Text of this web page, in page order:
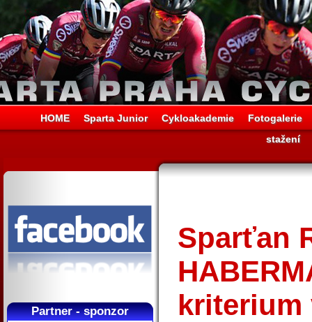
HOME Sparta Junior Cykloakademie
Fotogalerie
stažení
Partner - sponzor
Sparťan
kriterium